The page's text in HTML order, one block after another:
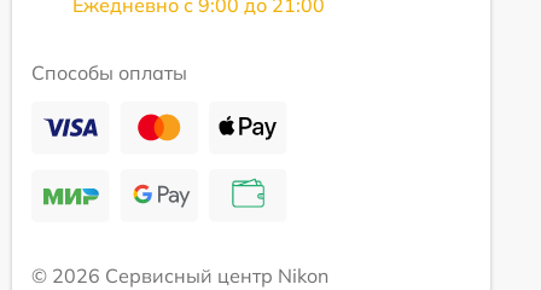
Ежедневно с 9:00 до 21:00
Способы оплаты
© 2026 Сервисный центр Nikon